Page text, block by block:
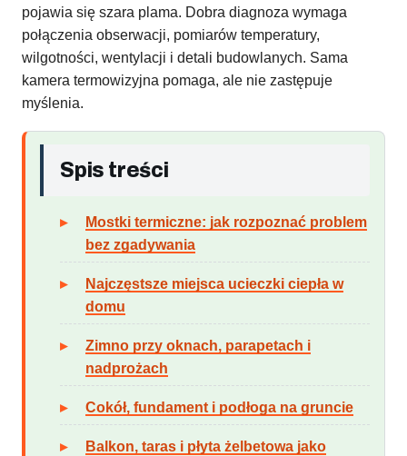
pojawia się szara plama. Dobra diagnoza wymaga
połączenia obserwacji, pomiarów temperatury,
wilgotności, wentylacji i detali budowlanych. Sama
kamera termowizyjna pomaga, ale nie zastępuje
myślenia.
Spis treści
Mostki termiczne: jak rozpoznać problem
bez zgadywania
Najczęstsze miejsca ucieczki ciepła w
domu
Zimno przy oknach, parapetach i
nadprożach
Cokół, fundament i podłoga na gruncie
Balkon, taras i płyta żelbetowa jako